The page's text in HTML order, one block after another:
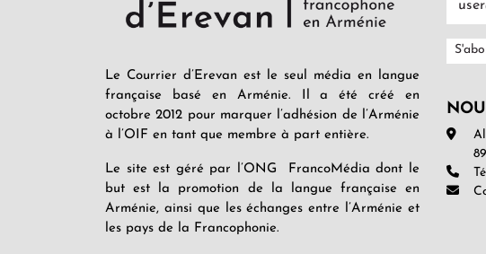
Le Courrier d’Erevan est le seul média en langue
française basé en Arménie. Il a été créé en
octobre 2012 pour marquer l’adhésion de l’Arménie
à l’OIF en tant que membre à part entière.
Le site est géré par l’ONG FrancoMédia dont le
but est la promotion de la langue française en
Arménie, ainsi que les échanges entre l’Arménie et
les pays de la Francophonie.